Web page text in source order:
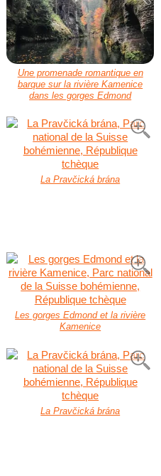
Une promenade romantique en
barque sur la rivière Kamenice
dans les gorges Edmond
La Pravčická brána
Les gorges Edmond et la rivière
Kamenice
La Pravčická brána